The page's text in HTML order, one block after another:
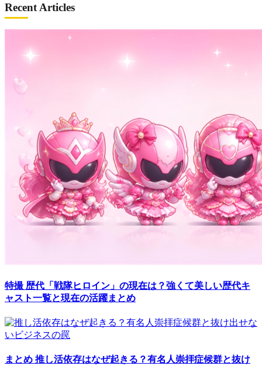
Recent Articles
特撮 歴代「戦隊ヒロイン」の現在は？強くて美しい歴代キ
ャスト一覧と現在の活躍まとめ
まとめ 推し活依存はなぜ起きる？有名人崇拝症候群と抜け